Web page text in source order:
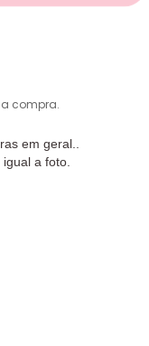
compra.
em geral..
a foto.